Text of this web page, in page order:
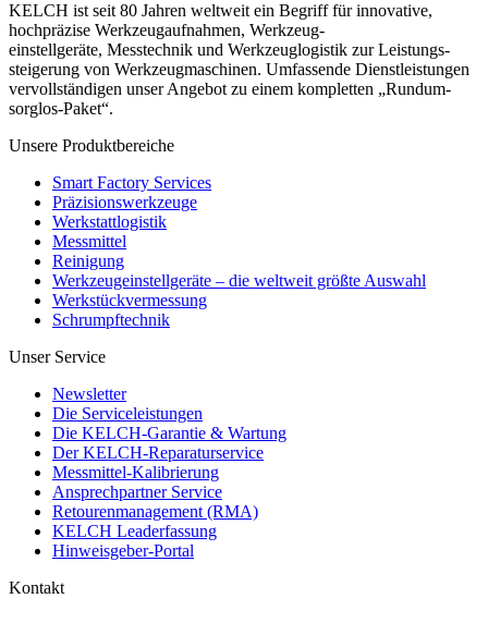
KELCH ist seit 80 Jahren weltweit ein Begriff für innovative,
hochpräzise Werkzeugaufnahmen, Werkzeug-
einstellgeräte, Messtechnik und Werkzeuglogistik zur Leistungs-
steigerung von Werkzeugmaschinen. Umfassende Dienstleistungen
vervollständigen unser Angebot zu einem kompletten „Rundum-
sorglos-Paket“.
Unsere Produktbereiche
Smart Factory Services
Präzisionswerkzeuge
Werkstattlogistik
Messmittel
Reinigung
Werkzeugeinstellgeräte – die weltweit größte Auswahl
Werkstückvermessung
Schrumpftechnik
Unser Service
Newsletter
Die Serviceleistungen
Die KELCH-Garantie & Wartung
Der KELCH-Reparaturservice
Messmittel-Kalibrierung
Ansprechpartner Service
Retourenmanagement (RMA)
KELCH Leaderfassung
Hinweisgeber-Portal
Kontakt